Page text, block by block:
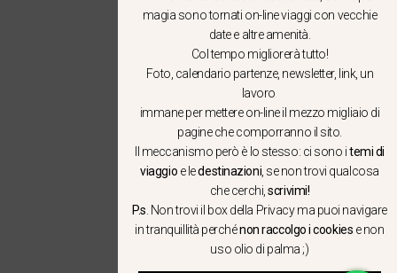
magia sono tornati on-line viaggi con vecchie
date e altre amenità.
Col tempo migliorerà tutto!
Foto, calendario partenze, newsletter, link, un
lavoro
immane per mettere on-line il mezzo migliaio di
pagine che comporranno il sito.
Il meccanismo però è lo stesso: ci sono itemi di
viaggio e ledestinazioni , se non trovi qualcosa
che cerchi,scrivimi!
P.s . Non trovi il box della Privacy ma puoi navigare
in tranquillità perchénon raccolgo i cookies e non
uso olio di palma ;)